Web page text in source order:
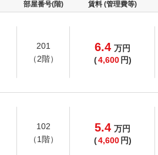
部屋番号(階) 賃料 (管理費等)
201
（2階）
6.4 万円
(4,600 円)
102
（1階）
5.4 万円
(4,600 円)